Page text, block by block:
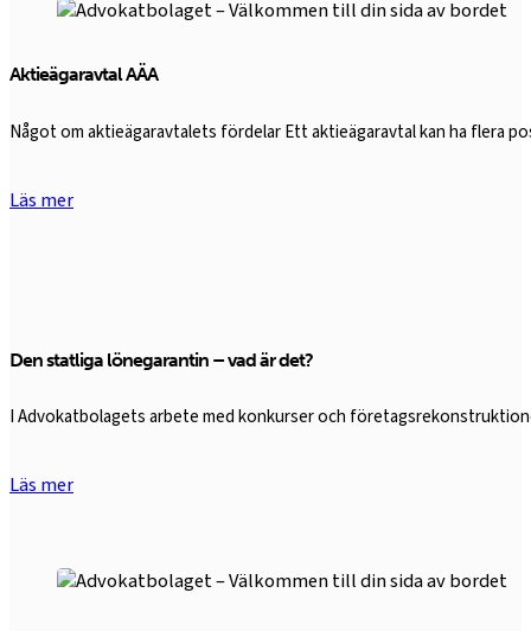
Aktieägaravtal AÄA
Något om aktieägaravtalets fördelar Ett aktieägaravtal kan ha flera
Läs mer
Den statliga lönegarantin – vad är det?
I Advokatbolagets arbete med konkurser och
Läs mer